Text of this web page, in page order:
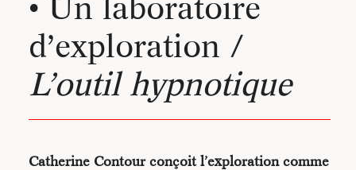
ALBUM
Catherine Contour
Maison Contour
• Un laboratoire
d’exploration /
L’outil hypnotique
Catherine Contour conçoit l’exploration comme